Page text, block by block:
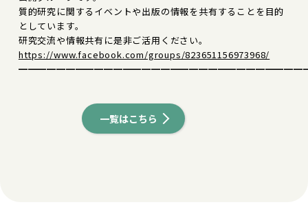
質的研究に関するイベントや出版の情報を共有することを目的
としています。
研究交流や情報共有に是非ご活用ください。
https://www.facebook.com/groups/823651156973968/
一覧はこちら